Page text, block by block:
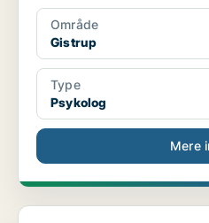
Område
Gistrup
Type
Psykolog
Mere
Studiemedhjælper søges til at